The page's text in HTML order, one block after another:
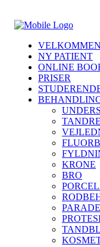
VELKOMMEN
NY PATIENT
ONLINE
PRISER
KRONE
BRO